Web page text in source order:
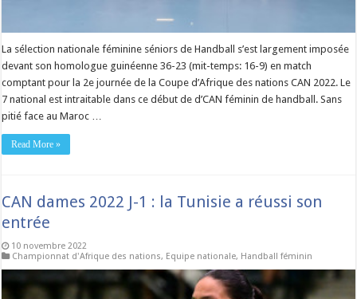
La sélection nationale féminine séniors de Handball s’est largement imposée
devant son homologue guinéenne 36-23 (mit-temps: 16-9) en match
comptant pour la 2e journée de la Coupe d’Afrique des nations CAN 2022. Le
7 national est intraitable dans ce début de d’CAN féminin de handball. Sans
pitié face au Maroc …
Read More »
CAN dames 2022 J-1 : la Tunisie a réussi son
entrée
10 novembre 2022
Championnat d'Afrique des nations, Equipe nationale, Handball féminin